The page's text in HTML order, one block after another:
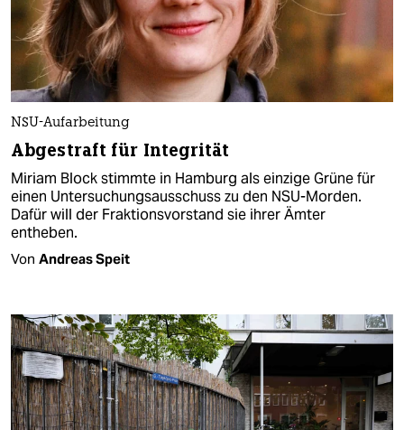
NSU-Aufarbeitung
Abgestraft für Integrität
Miriam Block stimmte in Hamburg als einzige Grüne für
einen Untersuchungsausschuss zu den NSU-Morden.
Dafür will der Fraktionsvorstand sie ihrer Ämter
entheben.
Von Andreas Speit